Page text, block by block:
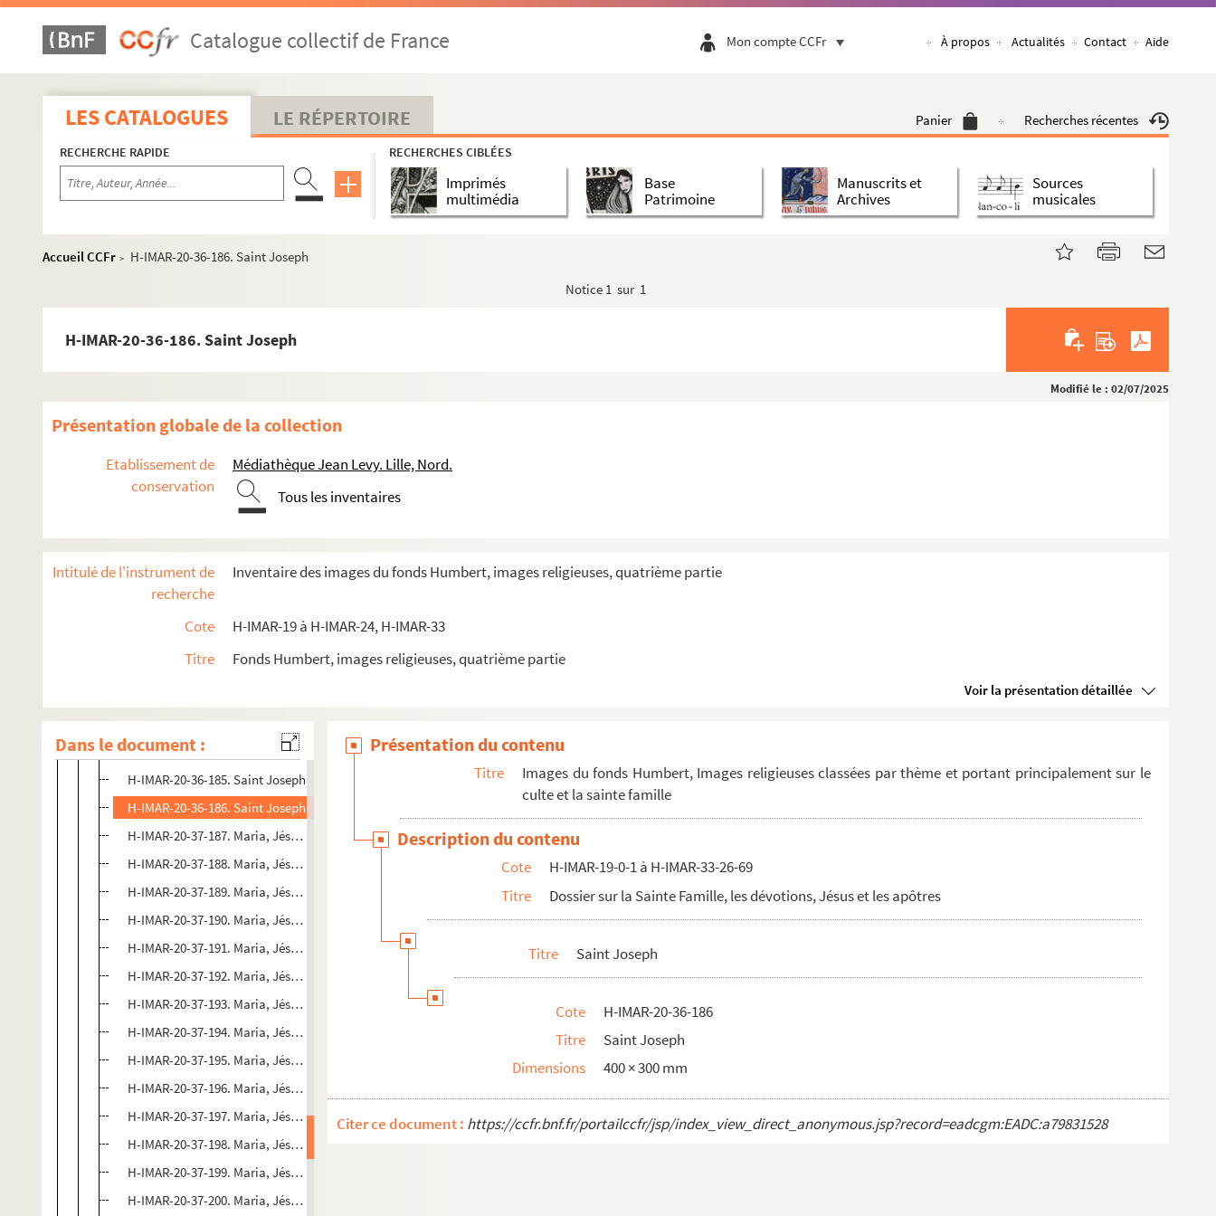
Catalogue collectif de France Mon compte CCFr À propos Actualités Contact Aide
LES CATALOGUES LE RÉPERTOIRE Panier Recherches récentes
RECHERCHE RAPIDE RECHERCHES CIBLÉES
Imprimés
multimédia
Base
Patrimoine
Manuscrits et
Archives
Sources
musicales
Accueil CCFr >
H-IMAR-20-36-186. Saint Joseph
Notice 1 sur 1
H-IMAR-20-36-186. Saint Joseph
Modifié le : 02/07/2025
Présentation globale de la collection
Etablissement de
conservation
Médiathèque Jean Levy. Lille, Nord.
Tous les inventaires
Intitulé de l'instrument de
recherche
Inventaire des images du fonds Humbert, images religieuses, quatrième partie
Cote
H-IMAR-19 à H-IMAR-24, H-IMAR-33
Titre
Fonds Humbert, images religieuses, quatrième partie
Voir la présentation détaillée
Dans le document :
H-IMAR-20-29-159. Saint Joseph
H-IMAR-20-29-160. Saint Joseph
H-IMAR-20-30-161. Saint Joseph
H-IMAR-20-31-162. Saint Joseph
H-IMAR-20-32-163. Saint Joseph
H-IMAR-20-32-164. Saint Joseph
H-IMAR-20-32-169. Saint Joseph
H-IMAR-20-32-172. Saint Joseph
H-IMAR-20-33-174. Saint Joseph (mort de saint Joseph)
H-IMAR-20-33-175. Saint Joseph (mort de saint Joseph)
H-IMAR-20-34-177. Antiphona, oratio saint Joseph
H-IMAR-20-35-178. Saint Joseph
H-IMAR-20-35-181. Saint Joseph
H-IMAR-20-35-183. Saint Joseph
H-IMAR-20-36-184. Saint Joseph
H-IMAR-20-36-185. Saint Joseph
H-IMAR-20-36-186. Saint Joseph
H-IMAR-20-37-187. Maria, Jésus et Joanne - Saint Joseph
H-IMAR-20-37-188. Maria, Jésus et Joanne - Saint Joseph
H-IMAR-20-37-189. Maria, Jésus et Joanne - Saint Joseph
H-IMAR-20-37-190. Maria, Jésus et Joanne - Saint Joseph
H-IMAR-20-37-191. Maria, Jésus et Joanne - Saint Joseph
H-IMAR-20-37-192. Maria, Jésus et Joanne - Saint Joseph
H-IMAR-20-37-193. Maria, Jésus et Joanne - Saint Joseph
H-IMAR-20-37-194. Maria, Jésus et Joanne - Saint Joseph
H-IMAR-20-37-195. Maria, Jésus et Joanne - Saint Joseph
H-IMAR-20-37-196. Maria, Jésus et Joanne - Saint Joseph
H-IMAR-20-37-197. Maria, Jésus et Joanne - Saint Joseph
H-IMAR-20-37-198. Maria, Jésus et Joanne - Saint Joseph
H-IMAR-20-37-199. Maria, Jésus et Joanne - Saint Joseph
H-IMAR-20-37-200. Maria, Jésus et Joanne - Saint Joseph
Présentation du contenu
Titre
Images du fonds Humbert, Images religieuses classées par thème et portant principalement sur le
culte et la sainte famille
Description du contenu
Cote
H-IMAR-19-0-1 à H-IMAR-33-26-69
Titre
Dossier sur la Sainte Famille, les dévotions, Jésus et les apôtres
Titre Saint Joseph
Cote
H-IMAR-20-36-186
Titre
Saint Joseph
Dimensions
400 × 300 mm
Citer ce document : https://ccfr.bnf.fr/portailccfr/jsp/index_view_direct_anonymous.jsp?record=eadcgm:EADC:a79831528